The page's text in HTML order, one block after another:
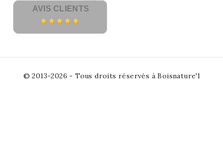
AVIS CLIENTS
© 2013-2026 - Tous droits réservés à Boisnature'l